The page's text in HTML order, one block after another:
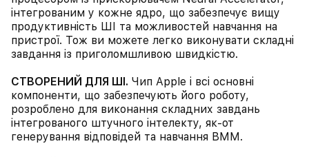
інтегрованим у кожне ядро, що забезпечує вищу
продуктивність ШІ та можливостей навчання на
пристрої. Тож ви можете легко виконувати складні
завдання із приголомшливою швидкістю.
СТВОРЕНИЙ ДЛЯ ШІ. Чип Apple і всі основні
компоненти, що забезпечують його роботу,
розроблено для виконання складних завдань
інтегрованого штучного інтелекту, як-от
генерування відповідей та навчання ВММ.